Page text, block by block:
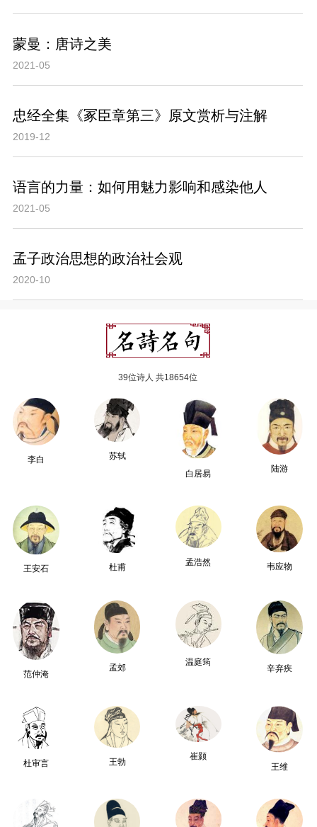
蒙曼：唐诗之美
2021-05
忠经全集《冢臣章第三》原文赏析与注解
2019-12
语言的力量：如何用魅力影响和感染他人
2021-05
孟子政治思想的政治社会观
2020-10
39位诗人 共18654位
李白
苏轼
白居易
陆游
王安石 杜甫
孟浩然 韦应物
范仲淹
孟郊
温庭筠
辛弃疾
杜审言 王勃
崔颢
王维